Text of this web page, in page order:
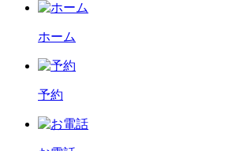
ホーム
予約